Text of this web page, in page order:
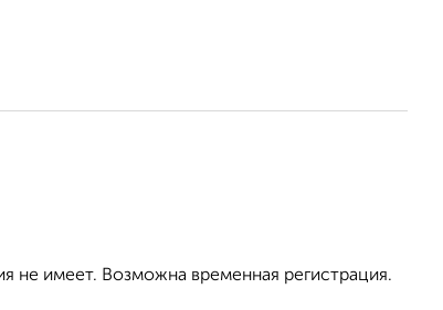
не имеет. Возможна временная регистрация.